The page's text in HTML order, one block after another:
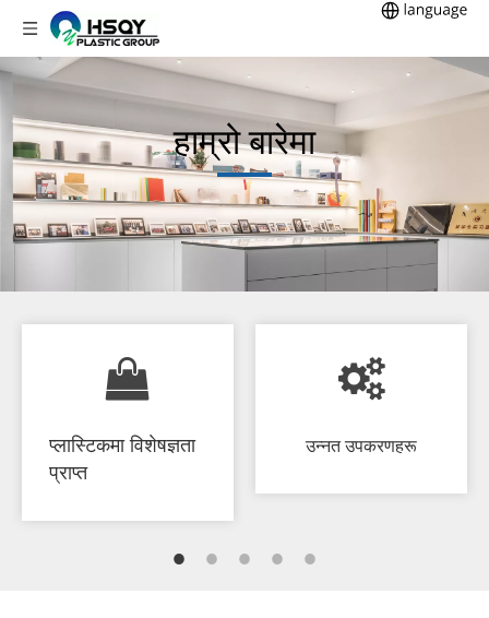
हाम्रो बारेमा
प्लास्टिकमा विशेषज्ञता
प्राप्त
उन्नत उपकरणहरू